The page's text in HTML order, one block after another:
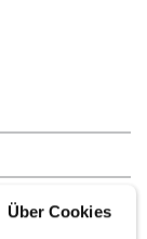
Über Cookies